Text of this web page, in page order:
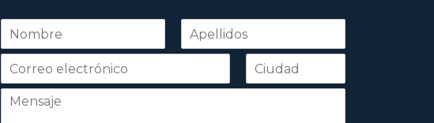
m
r
Nombre Apellidos